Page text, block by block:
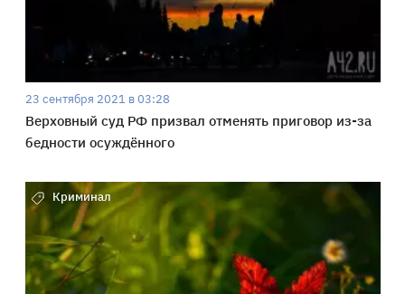
23 сентября 2021 в 03:28
Верховный суд РФ призвал отменять приговор из-за
бедности осуждённого
Криминал